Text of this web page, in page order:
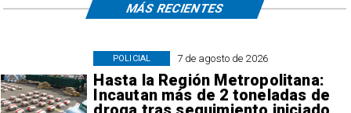
7 de agosto de 2026
Hasta la Región Metropolitana:
Incautan más de 2 toneladas de
POLICIAL
MÁS RECIENTES